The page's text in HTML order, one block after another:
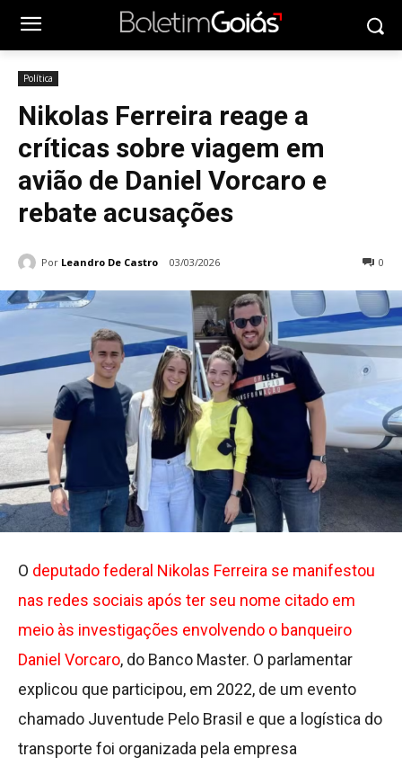
Política
Nikolas Ferreira reage a
críticas sobre viagem em
avião de Daniel Vorcaro e
rebate acusações
Por Leandro De Castro 03/03/2026 0
O deputado federal Nikolas Ferreira se manifestou
nas redes sociais após ter seu nome citado em
meio às investigações envolvendo o banqueiro
Daniel Vorcaro, do Banco Master. O parlamentar
explicou que participou, em 2022, de um evento
chamado Juventude Pelo Brasil e que a logística do
transporte foi organizada pela empresa